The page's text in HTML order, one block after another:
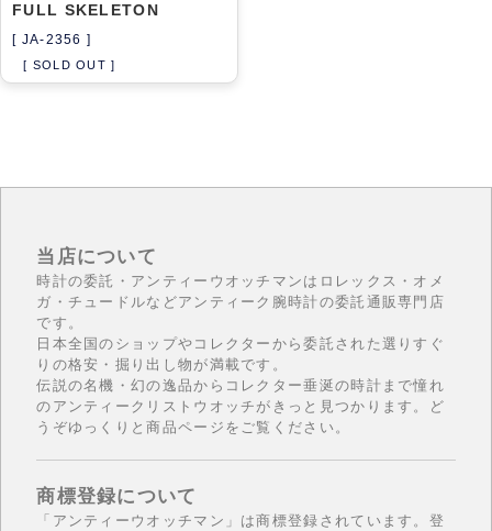
FULL SKELETON
[ JA-2356 ]
[ SOLD OUT ]
当店について
時計の委託・アンティーウオッチマンはロレックス・オメ
ガ・チュードルなどアンティーク腕時計の委託通販専門店
です。
日本全国のショップやコレクターから委託された選りすぐ
りの格安・掘り出し物が満載です。
伝説の名機・幻の逸品からコレクター垂涎の時計まで憧れ
のアンティークリストウオッチがきっと見つかります。ど
うぞゆっくりと商品ページをご覧ください。
商標登録について
「アンティーウオッチマン」は商標登録されています。登